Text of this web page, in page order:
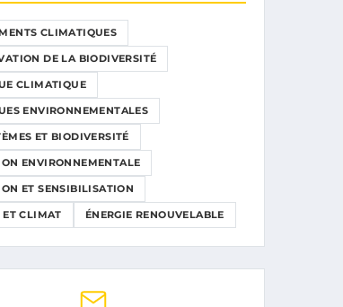
CLIMATIQUES
DE LA BIODIVERSITÉ
CLIMATIQUE
ENVIRONNEMENTALES
ET BIODIVERSITÉ
ENVIRONNEMENTALE
ET SENSIBILISATION
ET CLIMAT ÉNERGIE RENOUVELABLE